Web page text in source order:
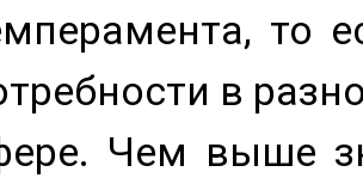
то
в
Чем выше